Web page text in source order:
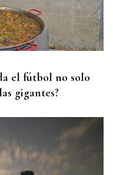
el fútbol no solo
gigantes?